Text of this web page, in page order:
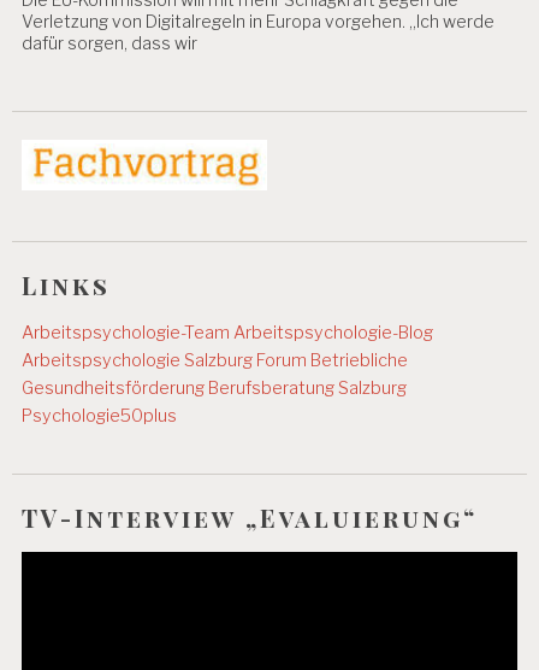
Verletzung von Digitalregeln in Europa vorgehen. „Ich werde
dafür sorgen, dass wir
Links
Arbeitspsychologie-TeamArbeitspsychologie-Blog
Arbeitspsychologie Salzburg Forum Betriebliche
Gesundheitsförderung Berufsberatung Salzburg
Psychologie50plus
TV-Interview „Evaluierung“